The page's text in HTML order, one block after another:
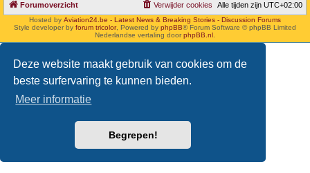
Deze website maakt gebruik van cookies om de
beste surfervaring te kunnen bieden.
Meer informatie
Begrepen!
Forumoverzicht Alle tijden zijn UTC+02:00
Verwijder cookies
Hosted by Aviation24.be - Latest News & Breaking Stories - Discussion Forums
Style developer by forum tricolor, Powered by phpBB® Forum Software © phpBB Limited
Nederlandse vertaling doorphpBB.nl.